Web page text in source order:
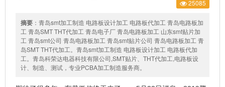
25085
摘要 ：青岛smt加工制造 电路板设计加工 电路板代加工 青岛电路板加
工 青岛SMT THT代加工 青岛电子厂 青岛电路板加工 山东smt贴片加
工 青岛smt公司 青岛电路板加工 青岛smt贴片公司 青岛电路板加工 青
岛SMT THT代加工。青岛smt加工制造 电路板设计加工 电路板代加
工。青岛科荣达电器科技有限公司,SMT贴片、THT代加工,电路板设
计、制造、测试，专业PCBA加工制造服务商。